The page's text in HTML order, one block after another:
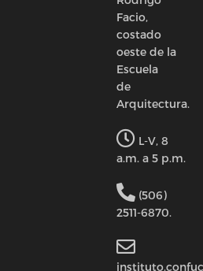
Facio,
costado
oeste de la
Escuela
de
Arquitectura.
L-V, 8
a.m. a 5 p.m.
(506)
2511-6870.